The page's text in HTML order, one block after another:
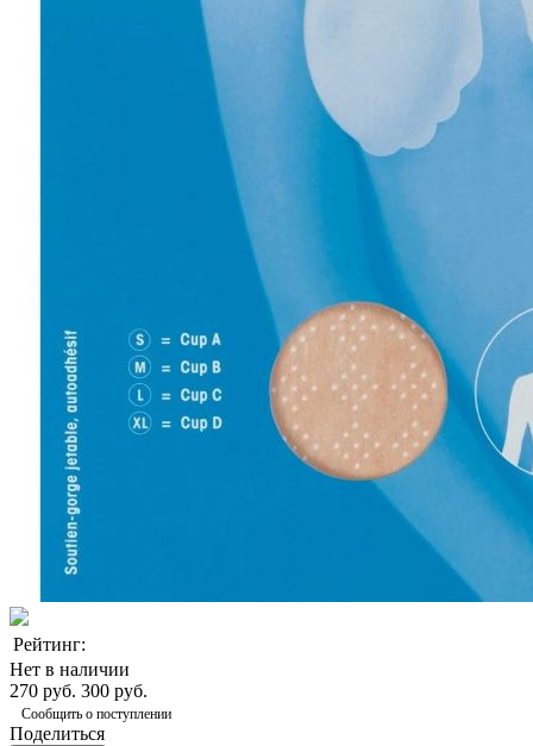
Рейтинг:
Нет в наличии
270 руб. 300 руб.
Сообщить о поступлении
Поделиться